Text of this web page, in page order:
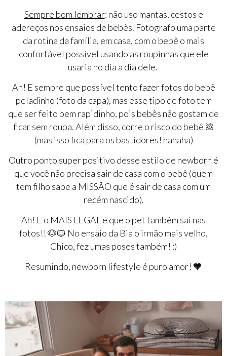
Sempre bom lembrar: não uso mantas, cestos e
adereços nos ensaios de bebês. Fotografo uma parte
da rotina da família, em casa, com o bebê o mais
confortável possível usando as roupinhas que ele
usaria no dia a dia dele.
Ah! E sempre que possível tento fazer fotos do bebê
peladinho (foto da capa), mas esse tipo de foto tem
que ser feito bem rapidinho, pois bebês não gostam de
ficar sem roupa. Além disso, corre o risco do bebê 💩
(mas isso fica para os bastidores! hahaha)
Outro ponto super positivo desse estilo de newborn é
que você não precisa sair de casa com o bebê (quem
tem filho sabe a MISSÃO que é sair de casa com um
recém nascido).
Ah! E o MAIS LEGAL é que o pet também sai nas
fotos!! 🐶🐱 No ensaio da Bia o irmão mais velho,
Chico, fez umas poses também! :)
Resumindo, newborn lifestyle é puro amor! 🧡